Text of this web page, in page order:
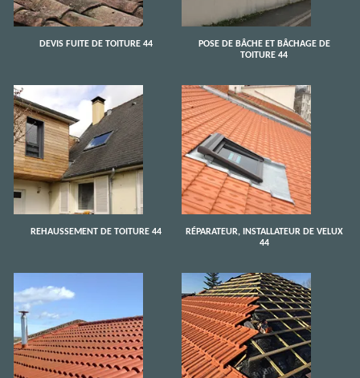
DEVIS FUITE DE TOITURE 44
POSE DE BÂCHE ET BÂCHAGE DE
TOITURE 44
REHAUSSEMENT DE TOITURE 44
RÉPARATEUR, INSTALLATEUR DE VELUX
44